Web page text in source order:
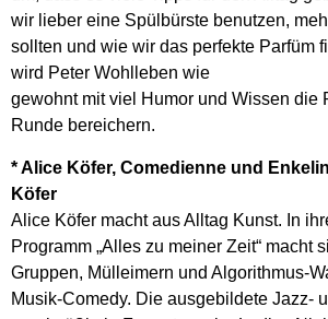
wir lieber eine Spülbürste benutzen,
sollten und wie wir das perfekte Parfüm
wird Peter Wohlleben wie
gewohnt mit viel Humor und Wissen die
Runde bereichern.
* Alice Köfer, Comedienne und
Köfer
Alice Köfer macht aus Alltag Kunst. In
Programm „Alles zu meiner Zeit“ macht
Gruppen, Mülleimern und Algorithmus-
Musik-Comedy. Die ausgebildete Jazz-